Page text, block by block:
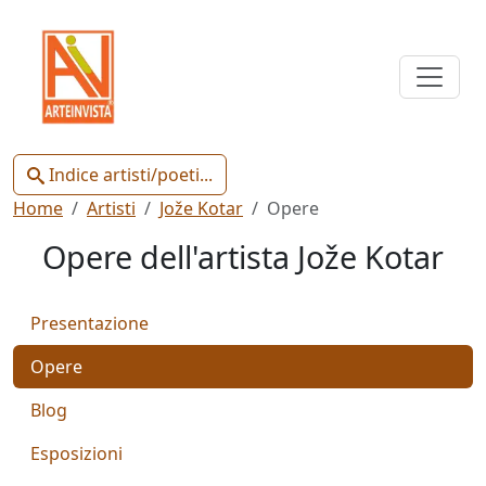
Indice artisti/poeti...
Indice
Artisti
Poeti
Artisti
Poeti
Home Artisti Jože Kotar Opere
Opere dell'artista Jože Kotar
Presentazione
Opere
Blog
Esposizioni